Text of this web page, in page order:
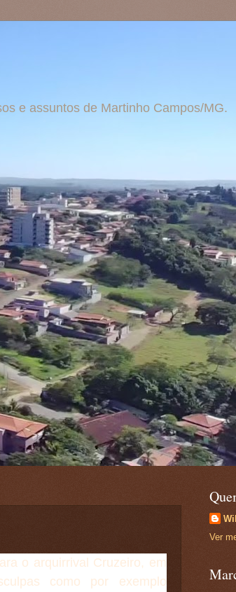
e assuntos de Martinho Campos/MG.
o arquirrival Cruzeiro, em
como por exemplo
Ver